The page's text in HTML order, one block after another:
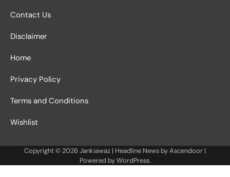
Contact Us
Disclaimer
Home
Privacy Policy
Terms and Conditions
Wishlist
Copyright © 2026Jankiawaz | Headline News byAscendoor |
Powered byWordPress.